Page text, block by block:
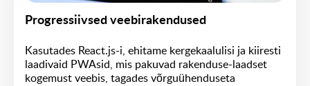
Progressiivsed veebirakendused
Kasutades React.js-i, ehitame kergekaalulisi ja kiiresti
laadivaid PWAsid, mis pakuvad rakenduse-laadset
kogemust veebis, tagades võrguühenduseta